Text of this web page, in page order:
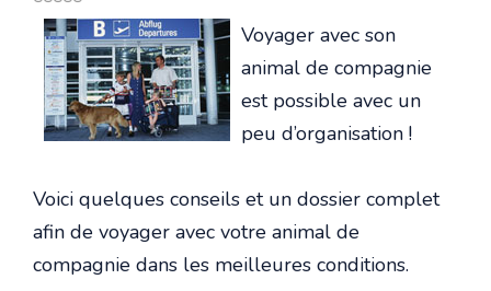
Voyager avec son
animal de compagnie
est possible avec un
peu d’organisation !
Voici quelques conseils et un dossier complet
afin de voyager avec votre animal de
compagnie dans les meilleures conditions.